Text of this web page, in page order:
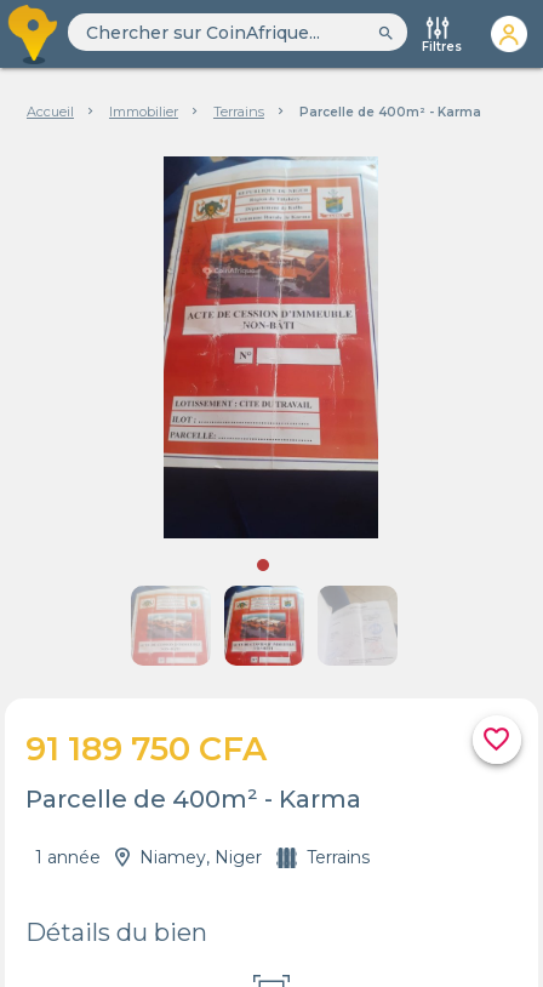
search
Filtres
Accueil Immobilier Terrains Parcelle de 400m² - Karma
favorite_border
91 189 750 CFA
Parcelle de 400m² - Karma
1 année Niamey, Niger Terrains
Détails du bien